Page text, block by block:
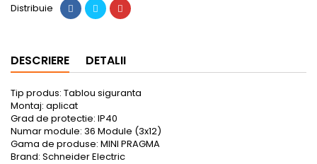
Distribuie
DESCRIERE DETALII
Tip produs: Tablou siguranta
Montaj: aplicat
Grad de protectie: IP40
Numar module: 36 Module (3x12)
Gama de produse: MINI PRAGMA
Brand: Schneider Electric